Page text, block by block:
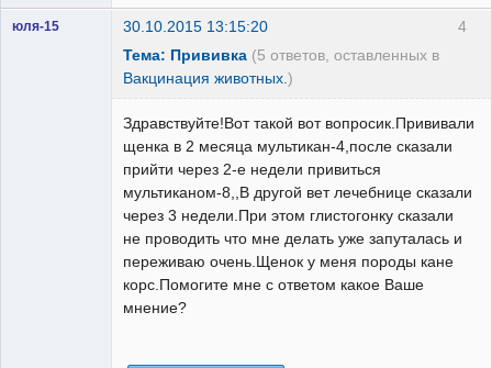
4
юля-15
30.10.2015 13:15:20
Тема: Прививка (5 ответов, оставленных в
Вакцинация животных. )
Здравствуйте!Вот такой вот вопросик.Прививали
щенка в 2 месяца мультикан-4,после сказали
прийти через 2-е недели привиться
мультиканом-8,,В другой вет лечебнице сказали
через 3 недели.При этом глистогонку сказали
не проводить что мне делать уже запуталась и
переживаю очень.Щенок у меня породы кане
корс.Помогите мне с ответом какое Ваше
мнение?